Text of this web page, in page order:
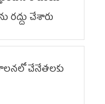
రద్దు చేశారు
చేనేతలకు